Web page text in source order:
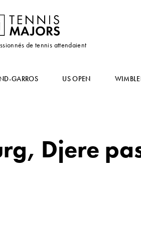
de tennis attendaient
GARROS US OPEN
Djere